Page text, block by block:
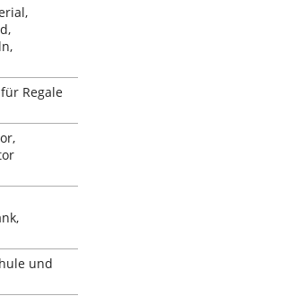
Regale
und